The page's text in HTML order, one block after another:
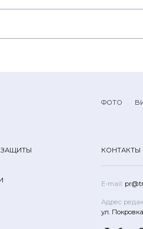
ФОТО
КОНТАКТЫ
E-mail:
Адрес
ул.